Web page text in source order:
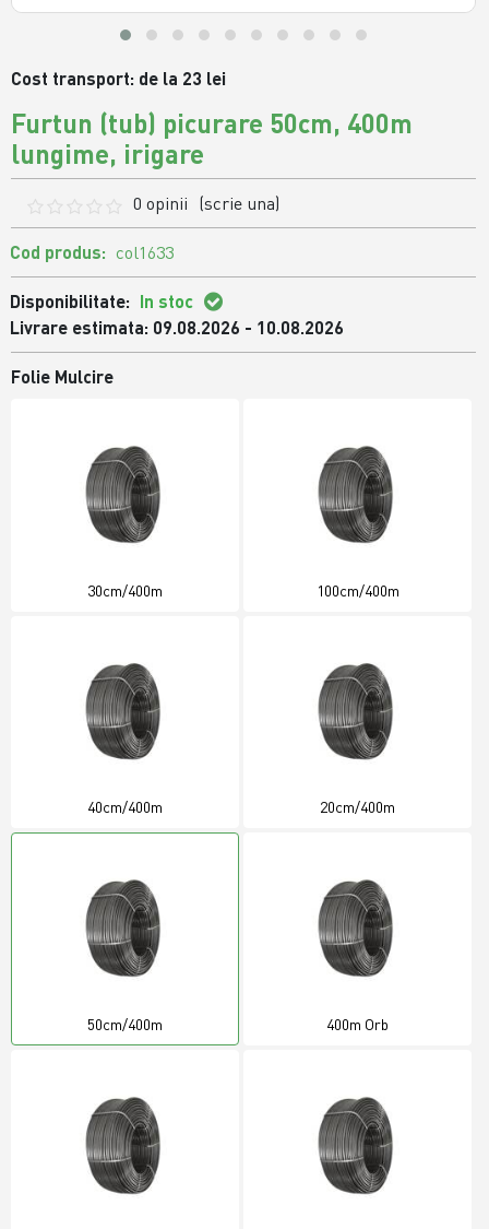
Cost transport: de la 23 lei
Furtun (tub) picurare 50cm, 400m
lungime, irigare
0 opinii (scrie una)
Cod produs: col1633
Disponibilitate: In stoc
Livrare estimata: 09.08.2026 - 10.08.2026
Folie Mulcire
30cm/400m 100cm/400m
40cm/400m 20cm/400m
50cm/400m 400m Orb